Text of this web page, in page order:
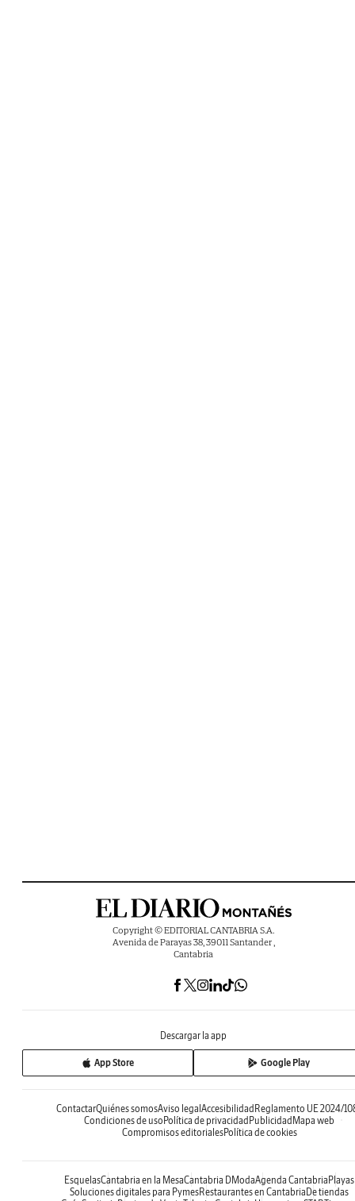
Copyright © EDITORIAL CANTABRIA S.A.
Avenida de Parayas 38, 39011 Santander ,
Cantabria
Descargar la app
App Store Google Play
ContactarQuiénes somosAviso legalAccesibilidadReglamento UE 2024/
Condiciones de usoPolítica de privacidadPublicidadMapa web
Compromisos editorialesPolítica de cookies
EsquelasCantabria en la MesaCantabria DModaAgenda CantabriaPlayas
Soluciones digitales para PymesRestaurantes en CantabriaDe tiendas